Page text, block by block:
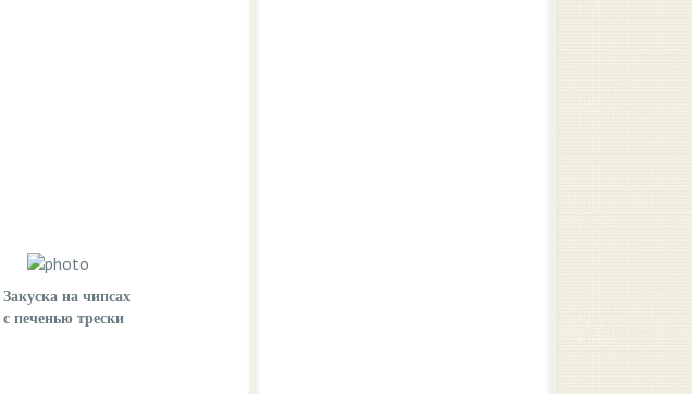
Закуска на чипсах
с печенью трески